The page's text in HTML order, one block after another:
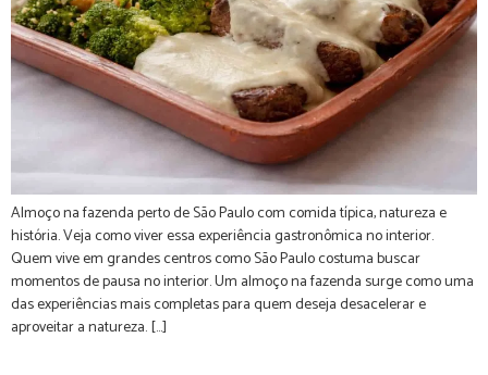
Almoço na fazenda perto de São Paulo com comida típica, natureza e
história. Veja como viver essa experiência gastronômica no interior.
Quem vive em grandes centros como São Paulo costuma buscar
momentos de pausa no interior. Um almoço na fazenda surge como uma
das experiências mais completas para quem deseja desacelerar e
aproveitar a natureza. […]